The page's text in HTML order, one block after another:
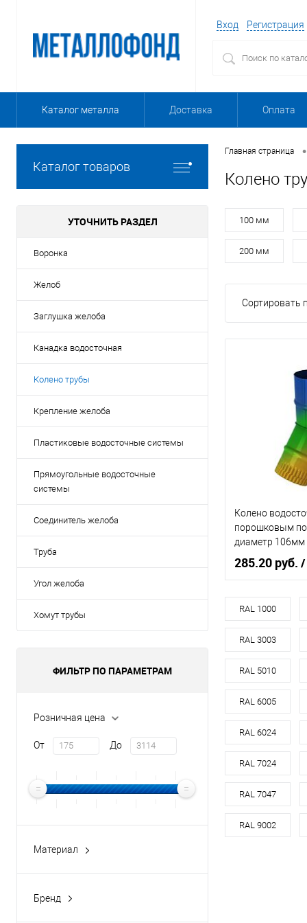
Вход Регистрация
Каталог металла Доставка Оплата
Каталог товаров
УТОЧНИТЬ РАЗДЕЛ
Воронка
Желоб
Заглушка желоба
Канадка водосточная
Колено трубы
Крепление желоба
Пластиковые водосточные системы
Прямоугольные водосточные
системы
Соединитель желоба
Труба
Угол желоба
Хомут трубы
ФИЛЬТР ПО ПАРАМЕТРАМ
Розничная цена
От До
Материал
Бренд
Главная страница •
Колено
100 мм
200 мм
Сортировать
Колено
порошковым
диаметр 106мм
285.20 руб. /
Диаметр, мм
Материал
Цвет
Купить в 1 клик
RAL 1000
RAL 3003
RAL 5010
RAL 6005
RAL 6024
RAL 7024
RAL 7047
RAL 9002